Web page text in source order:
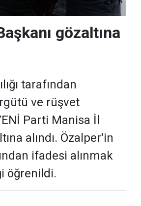
gözaltına
tarafından
ve rüşvet
Parti Manisa İl
alındı. Özalper'in
ifadesi alınmak
öğrenildi.